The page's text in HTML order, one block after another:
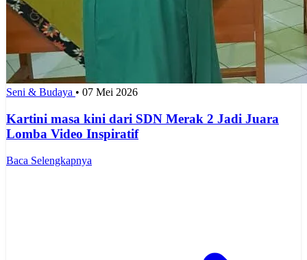
Seni & Budaya • 07 Mei 2026
Kartini masa kini dari SDN Merak 2 Jadi Juara
Lomba Video Inspiratif
Baca Selengkapnya